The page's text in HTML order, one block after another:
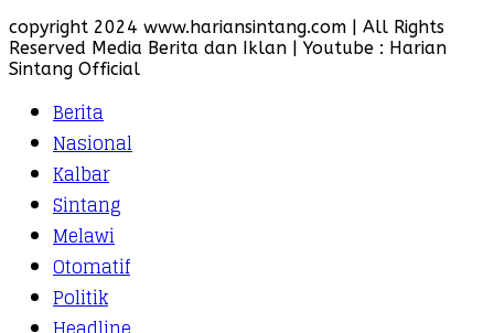
copyright 2024 www.hariansintang.com | All Rights
Reserved Media Berita dan Iklan | Youtube : Harian
Sintang Official
Berita
Nasional
Kalbar
Sintang
Melawi
Otomatif
Politik